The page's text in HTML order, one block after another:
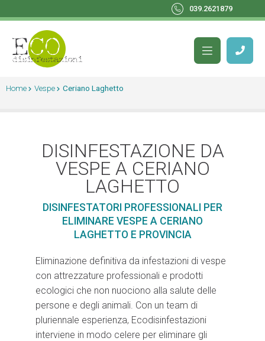
039.2621879
Home Vespe Ceriano Laghetto
DISINFESTAZIONE DA
VESPE A CERIANO
LAGHETTO
DISINFESTATORI PROFESSIONALI PER
ELIMINARE VESPE A CERIANO
LAGHETTO E PROVINCIA
Eliminazione definitiva da infestazioni di vespe
con attrezzature professionali e prodotti
ecologici che non nuociono alla salute delle
persone e degli animali. Con un team di
pluriennale esperienza, Ecodisinfestazioni
interviene in modo celere per eliminare gli